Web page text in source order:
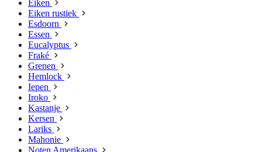
Eiken
Eiken rustiek
Esdoorn
Essen
Eucalyptus
Fraké
Grenen
Hemlock
Iepen
Iroko
Kastanje
Kersen
Lariks
Mahonie
Noten Amerikaans